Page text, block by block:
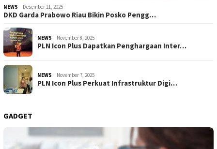
NEWS Desember 11, 2025
DKD Garda Prabowo Riau Bikin Posko Pengg…
NEWS November 8, 2025
PLN Icon Plus Dapatkan Penghargaan Inter…
NEWS November 7, 2025
PLN Icon Plus Perkuat Infrastruktur Digi…
GADGET